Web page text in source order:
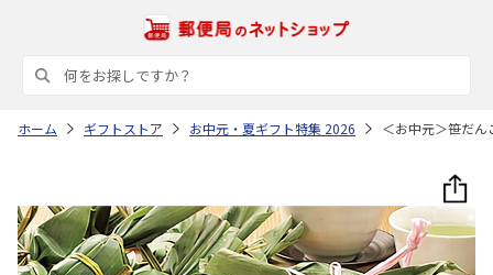
ホーム ギフトストア お中元・夏ギフト特集 2026 ＜お中元＞笹だん